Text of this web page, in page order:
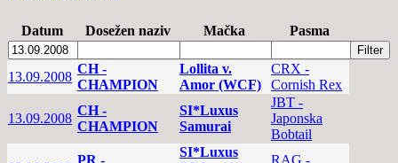
Datum Dosežen naziv Mačka Pasma
13.09.2008
CH -
CHAMPION
Lollita v.
Amor (WCF)
CRX -
Cornish Rex
13.09.2008
CH -
CHAMPION
SI*Luxus
Samurai
JBT -
Japonska
Bobtail
PR -
SI*Luxus
RAG -